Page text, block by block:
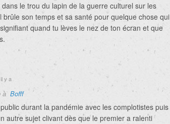
le trou du lapin de la guerre culturel sur les
brûle son temps et sa santé pour quelque chose qui
quand tu lèves le nez de ton écran et que
y a
à Bofff
public durant la pandémie avec les complotistes puis
autre sujet clivant dès que le premier a ralenti